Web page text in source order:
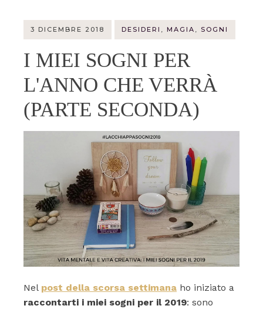
3 DICEMBRE 2018 DESIDERI , MAGIA , SOGNI
I MIEI SOGNI PER
L'ANNO CHE VERRÀ
(PARTE SECONDA)
Nel post della scorsa settimana ho iniziato a
raccontarti i miei sogni per il 2019: sono